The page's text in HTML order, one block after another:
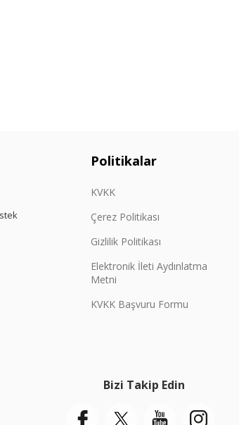
Politikalar
KVKK
Çerez Politikası
Gizlilik Politikası
Elektronik İleti Aydınlatma
Metni
KVKK Başvuru Formu
Bizi Takip Edin